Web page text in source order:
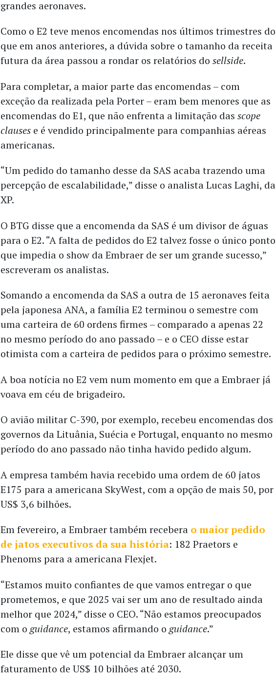
grandes aeronaves.
Como o E2 teve menos encomendas nos últimos trimestres do
que em anos anteriores, a dúvida sobre o tamanho da receita
futura da área passou a rondar os relatórios dosellside.
Para completar, a maior parte das encomendas – com
exceção da realizada pela Porter – eram bem menores que as
encomendas do E1, que não enfrenta a limitação das scope
clauses e é vendido principalmente para companhias aéreas
americanas.
“Um pedido do tamanho desse da SAS acaba trazendo uma
percepção de escalabilidade,” disse o analista Lucas Laghi, da
XP.
O BTG disse que a encomenda da SAS é um divisor de águas
para o E2. “A falta de pedidos do E2 talvez fosse o único ponto
que impedia o show da Embraer de ser um grande sucesso,”
escreveram os analistas.
Somando a encomenda da SAS a outra de 15 aeronaves feita
pela japonesa ANA, a família E2 terminou o semestre com
uma carteira de 60 ordens firmes – comparado a apenas 22
no mesmo período do ano passado – e o CEO disse estar
otimista com a carteira de pedidos para o próximo semestre.
A boa notícia no E2 vem num momento em que a Embraer já
voava em céu de brigadeiro.
O avião militar C-390, por exemplo, recebeu encomendas dos
governos da Lituânia, Suécia e Portugal, enquanto no mesmo
período do ano passado não tinha havido pedido algum.
A empresa também havia recebido uma ordem de 60 jatos
E175 para a americana SkyWest, com a opção de mais 50, por
US$ 3,6 bilhões.
Em fevereiro, a Embraer também recebera o maior pedido
de jatos executivos da sua história: 182 Praetors e
Phenoms para a americana Flexjet.
“Estamos muito confiantes de que vamos entregar o que
prometemos, e que 2025 vai ser um ano de resultado ainda
melhor que 2024,” disse o CEO. “Não estamos preocupados
com oguidance, estamos afirmando oguidance.”
Ele disse que vê um potencial da Embraer alcançar um
faturamento de US$ 10 bilhões até 2030.